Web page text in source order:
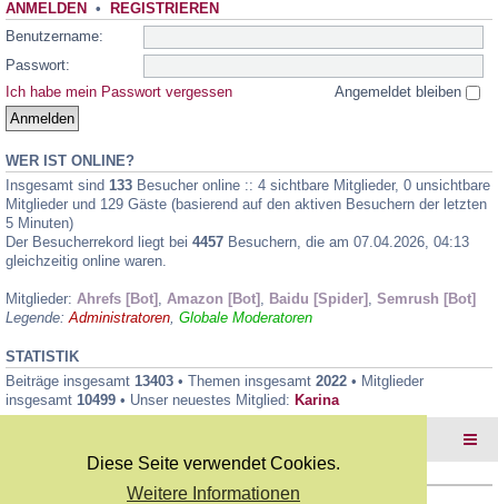
Diese Seite verwendet Cookies.
Weitere Informationen
ANMELDEN • REGISTRIEREN
Benutzername:
Passwort:
Ich habe mein Passwort vergessen
Angemeldet bleiben
WER IST ONLINE?
Insgesamt sind 133 Besucher online :: 4 sichtbare Mitglieder, 0 unsichtbare
Mitglieder und 129 Gäste (basierend auf den aktiven Besuchern der letzten
5 Minuten)
Der Besucherrekord liegt bei 4457 Besuchern, die am 07.04.2026, 04:13
gleichzeitig online waren.
Mitglieder: Ahrefs [Bot] , Amazon [Bot] , Baidu [Spider] , Semrush [Bot]
Legende:Administratoren, Globale Moderatoren
STATISTIK
Beiträge insgesamt 13403 • Themen insgesamt 2022 • Mitglieder
insgesamt 10499 • Unser neuestes Mitglied: Karina